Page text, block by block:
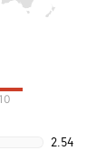
10
2.54